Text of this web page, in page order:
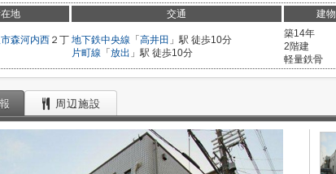
地 交通 建物
森河内西 ２丁 地下鉄中央線 「 高井田 」駅 徒歩10分
片町線 「 放出 」駅 徒歩10分
築14年
2階建
軽量鉄骨
周辺施設